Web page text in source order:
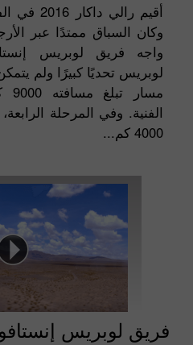
وكان السباق ممتدًا عبر
واجه فريق لوبريس
لوبريس تحديًا كبيرًا ولم
الفنية. وفي المرحلة
4000 كم...
فريق لوبريس